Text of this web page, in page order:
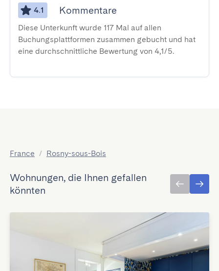
4.1 Kommentare
Diese Unterkunft wurde 117 Mal auf allen
Buchungsplattformen zusammen gebucht und hat
eine durchschnittliche Bewertung von 4,1/5.
France / Rosny-sous-Bois
Wohnungen, die Ihnen gefallen
könnten